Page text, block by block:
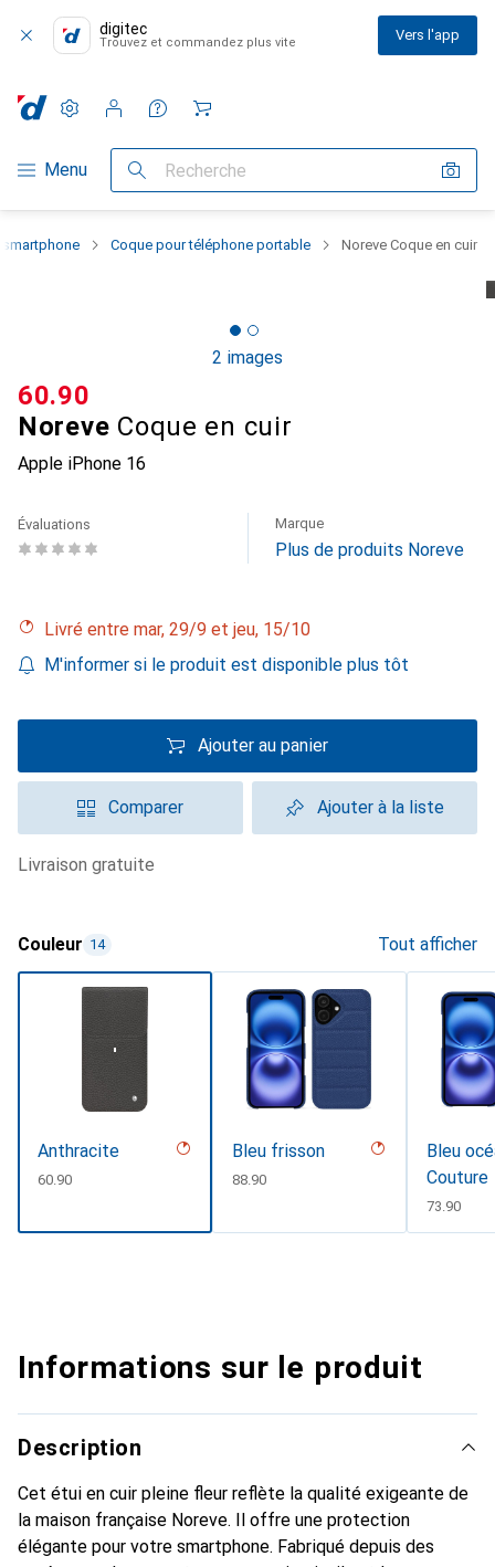
digitec
Trouvez et commandez plus vite Vers l'app
Navigation par catégorie
Menu Recherche
Paramètres
Compte client
Listes de comparaison
Listes d'envies
Panier
Coque pour téléphone portable Noreve Coque en cuir
2 images
Noreve Coque en cuir
Apple iPhone 16
CHF
60.90
Évaluations Marque
Plus de produits Noreve
Livré entre mar, 29/9 et jeu, 15/10
M'informer si le produit est disponible plus tôt
Ajouter au panier
Comparer Ajouter à la liste
livraison gratuite
Couleur 14 Tout afficher
Anthracite
CHF
60.90
Bleu frisson
CHF
88.90
Bleu
Couture
CHF
73.90
Informations sur le produit
Description
Cet étui en cuir pleine fleur reflète la qualité exigeante de
la maison française Noreve. Il offre une protection
élégante pour votre smartphone. Fabriqué depuis des